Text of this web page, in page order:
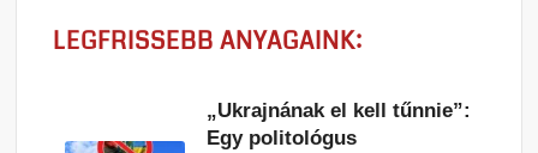
LEGFRISSEBB ANYAGAINK:
„Ukrajnának el kell tűnnie”:
Egy politológus